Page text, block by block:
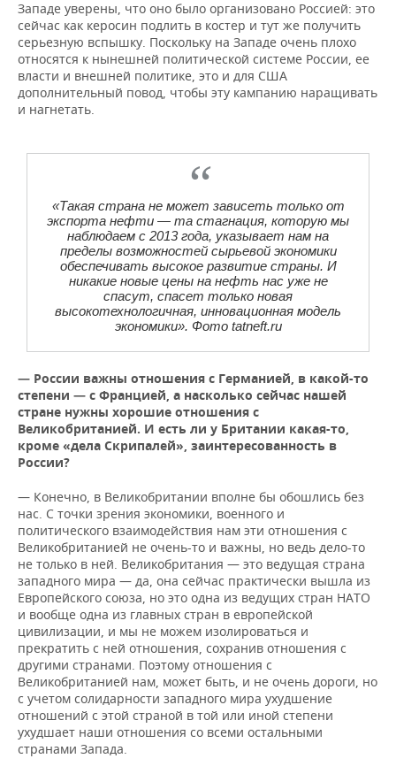
Западе уверены, что оно было организовано Россией: это
сейчас как керосин подлить в костер и тут же получить
серьезную вспышку. Поскольку на Западе очень плохо
относятся к нынешней политической системе России, ее
власти и внешней политике, это и для США
дополнительный повод, чтобы эту кампанию наращивать
и нагнетать.
«Такая страна не может зависеть только от
экспорта нефти — та стагнация, которую мы
наблюдаем с 2013 года, указывает нам на
пределы возможностей сырьевой экономики
обеспечивать высокое развитие страны. И
никакие новые цены на нефть нас уже не
спасут, спасет только новая
высокотехнологичная, инновационная модель
экономики». Фото tatneft.ru
— России важны отношения с Германией, в какой-то
степени — с Францией, а насколько сейчас нашей
стране нужны хорошие отношения с
Великобританией. И есть ли у Британии какая-то,
кроме «дела Скрипалей», заинтересованность в
России?
— Конечно, в Великобритании вполне бы обошлись без
нас. С точки зрения экономики, военного и
политического взаимодействия нам эти отношения с
Великобританией не очень-то и важны, но ведь дело-то
не только в ней. Великобритания — это ведущая страна
западного мира — да, она сейчас практически вышла из
Европейского союза, но это одна из ведущих стран НАТО
и вообще одна из главных стран в европейской
цивилизации, и мы не можем изолироваться и
прекратить с ней отношения, сохранив отношения с
другими странами. Поэтому отношения с
Великобританией нам, может быть, и не очень дороги, но
с учетом солидарности западного мира ухудшение
отношений с этой страной в той или иной степени
ухудшает наши отношения со всеми остальными
странами Запада.